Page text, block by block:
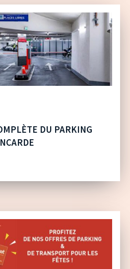
DU PARKING